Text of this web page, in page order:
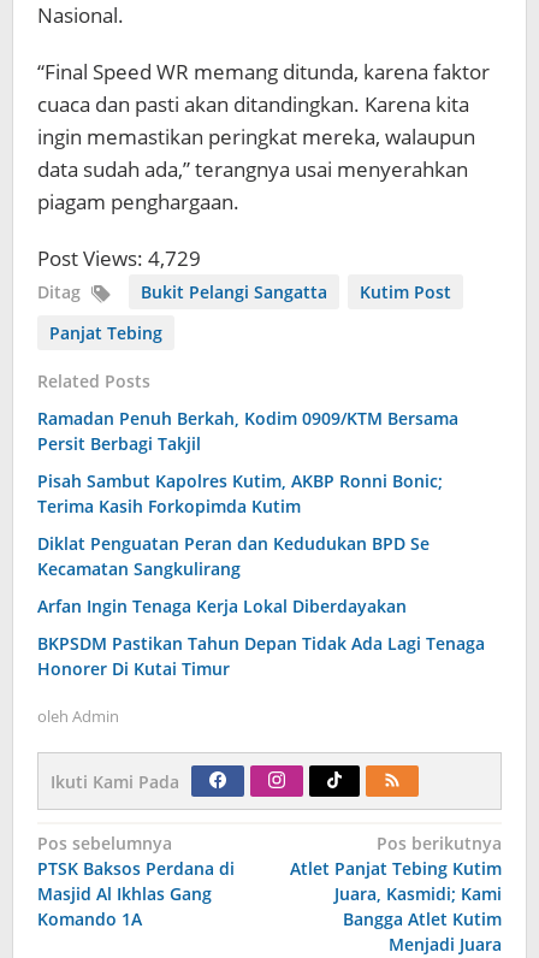
Nasional.
“Final Speed WR memang ditunda, karena faktor
cuaca dan pasti akan ditandingkan. Karena kita
ingin memastikan peringkat mereka, walaupun
data sudah ada,” terangnya usai menyerahkan
piagam penghargaan.
Post Views: 4,729
Ditag Bukit Pelangi Sangatta
Kutim Post
Panjat Tebing
Related Posts
Ramadan Penuh Berkah, Kodim 0909/KTM Bersama
Persit Berbagi Takjil
Pisah Sambut Kapolres Kutim, AKBP Ronni Bonic;
Terima Kasih Forkopimda Kutim
Diklat Penguatan Peran dan Kedudukan BPD Se
Kecamatan Sangkulirang
Arfan Ingin Tenaga Kerja Lokal Diberdayakan
BKPSDM Pastikan Tahun Depan Tidak Ada Lagi Tenaga
Honorer Di Kutai Timur
oleh Admin
Ikuti Kami Pada
Navigasi
pos
Pos sebelumnya
PTSK Baksos Perdana di
Masjid Al Ikhlas Gang
Komando 1A
Pos berikutnya
Atlet Panjat Tebing Kutim
Juara, Kasmidi; Kami
Bangga Atlet Kutim
Menjadi Juara